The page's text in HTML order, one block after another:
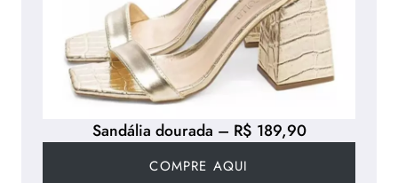
Sandália dourada – R$ 189,90
COMPRE AQUI